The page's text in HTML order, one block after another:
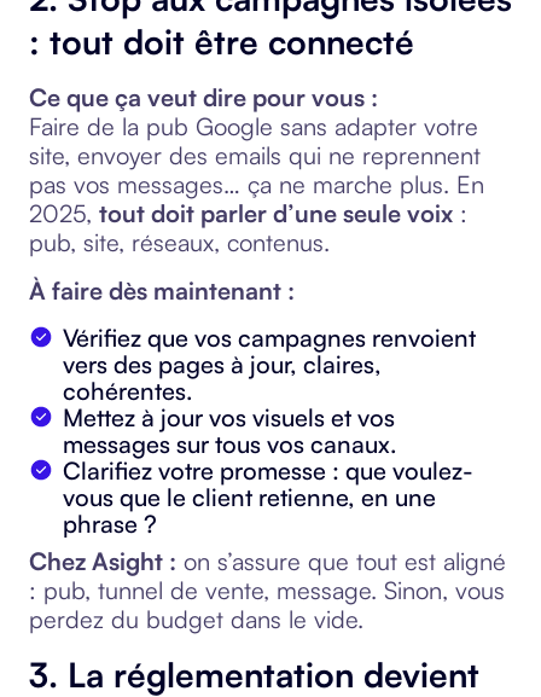
: tout doit être connecté
Ce que ça veut dire pour vous :
Faire de la pub Google sans adapter votre
site, envoyer des emails qui ne reprennent
pas vos messages… ça ne marche plus. En
2025, tout doit parler d’une seule voix :
pub, site, réseaux, contenus.
À faire dès maintenant :
Vérifiez que vos campagnes renvoient
vers des pages à jour, claires,
cohérentes.
Mettez à jour vos visuels et vos
messages sur tous vos canaux.
Clarifiez votre promesse : que voulez-
vous que le client retienne, en une
phrase ?
Chez Asight : on s’assure que tout est aligné
: pub, tunnel de vente, message. Sinon, vous
perdez du budget dans le vide.
3. La réglementation devient